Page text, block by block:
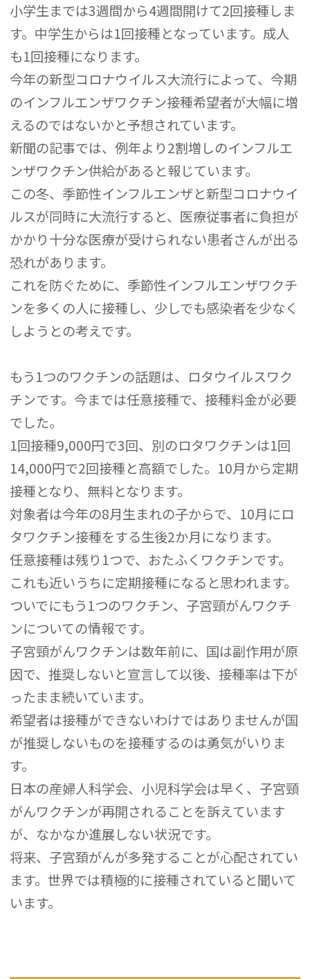
小学生までは3週間から4週間開けて2回接種しま
す。中学生からは1回接種となっています。成人
も1回接種になります。
今年の新型コロナウイルス大流行によって、今期
のインフルエンザワクチン接種希望者が大幅に増
えるのではないかと予想されています。
新聞の記事では、例年より2割増しのインフルエ
ンザワクチン供給があると報じています。
この冬、季節性インフルエンザと新型コロナウイ
ルスが同時に大流行すると、医療従事者に負担が
かかり十分な医療が受けられない患者さんが出る
恐れがあります。
これを防ぐために、季節性インフルエンザワクチ
ンを多くの人に接種し、少しでも感染者を少なく
しようとの考えです。
もう1つのワクチンの話題は、ロタウイルスワク
チンです。今までは任意接種で、接種料金が必要
でした。
1回接種9,000円で3回、別のロタワクチンは1回
14,000円で2回接種と高額でした。10月から定期
接種となり、無料となります。
対象者は今年の8月生まれの子からで、10月にロ
タワクチン接種をする生後2か月になります。
任意接種は残り1つで、おたふくワクチンです。
これも近いうちに定期接種になると思われます。
ついでにもう1つのワクチン、子宮頸がんワクチ
ンについての情報です。
子宮頸がんワクチンは数年前に、国は副作用が原
因で、推奨しないと宣言して以後、接種率は下が
ったまま続いています。
希望者は接種ができないわけではありませんが国
が推奨しないものを接種するのは勇気がいりま
す。
日本の産婦人科学会、小児科学会は早く、子宮頸
がんワクチンが再開されることを訴えています
が、なかなか進展しない状況です。
将来、子宮頚がんが多発することが心配されてい
ます。世界では積極的に接種されていると聞いて
います。